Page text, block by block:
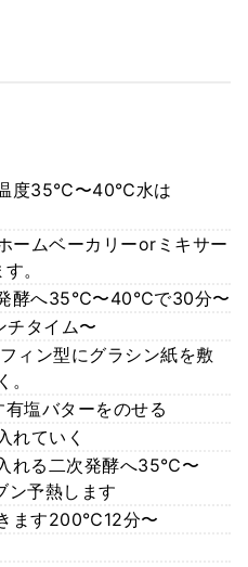
温度35℃〜40℃水は
ームベーカリーorミキサー
。
発酵へ35℃〜40℃で30分〜
チタイム〜
ィン型にグラシン紙を敷
塩バターをのせる
れていく
れる二次発酵へ35℃〜
予熱します
ます200℃12分〜